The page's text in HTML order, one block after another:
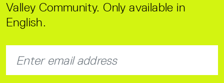
Valley Community. Only available in
English.